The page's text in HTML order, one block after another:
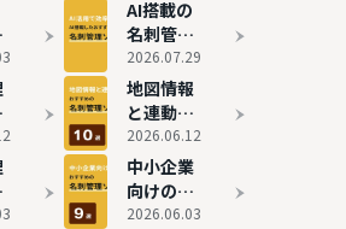
AI搭載の
名刺管理
ソフトお
すすめ8
選！AI活
用ででき
ることや
選び方も
解説
2026.07.29
地図情報
と連動で
きる名刺
管理ソフ
トおすす
め10選
2026.06.12
中小企業
向けの名
刺管理ソ
2026.06.03